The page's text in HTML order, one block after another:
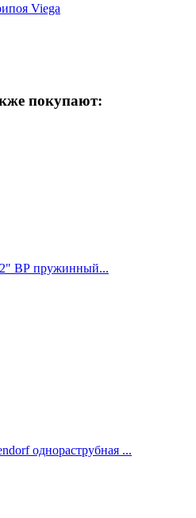
Viega
покупают:
ВР пружинный...
однораструбная ...